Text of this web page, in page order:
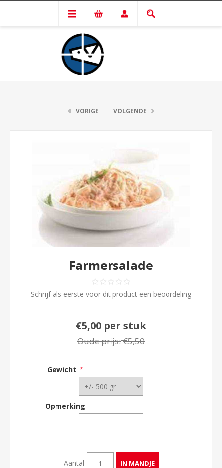
VORIGE VOLGENDE
Farmersalade
Schrijf als eerste voor dit product een beoordeling
€5,00 per stuk
Oude prijs:€5,50
Gewicht *
Opmerking
Aantal